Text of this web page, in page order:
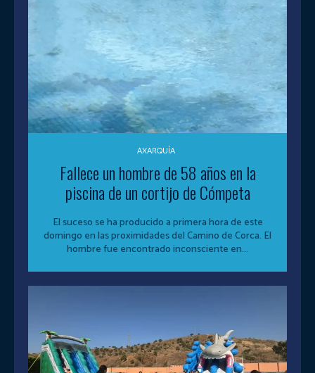
AXARQUÍA
Fallece un hombre de 58 años en la
piscina de un cortijo de Cómpeta
El suceso se ha producido a primera hora de este
domingo en las proximidades del Camino de Corca. El
hombre fue encontrado inconsciente en...